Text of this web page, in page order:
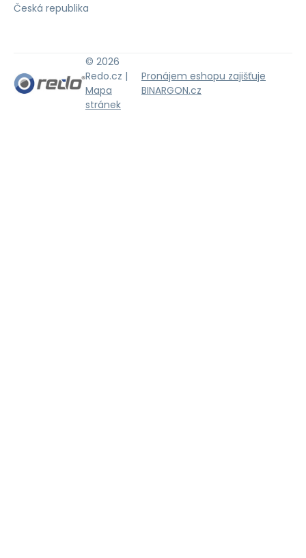
Česká republika
© 2026
Redo.cz |
Mapa
stránek
Pronájem eshopu zajišťuje
BINARGON.cz